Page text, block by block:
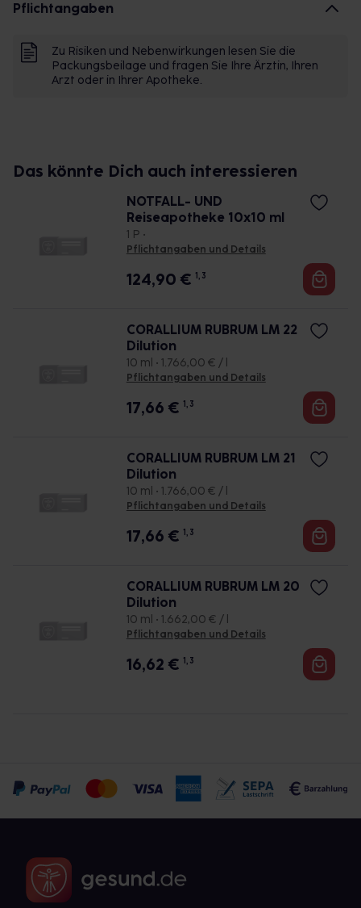
Pflichtangaben
Zu Risiken und Nebenwirkungen lesen Sie die
Packungsbeilage und fragen Sie Ihre Ärztin, Ihren
Arzt oder in Ihrer Apotheke.
Das könnte Dich auch interessieren
NOTFALL- UND
Reiseapotheke 10x10 ml
1 P •
Pflichtangaben und Details
124,90 € 1, 3
CORALLIUM RUBRUM LM 22
Dilution
10 ml • 1.766,00 € / l
Pflichtangaben und Details
17,66 € 1, 3
CORALLIUM RUBRUM LM 21
Dilution
10 ml • 1.766,00 € / l
Pflichtangaben und Details
17,66 € 1, 3
CORALLIUM RUBRUM LM 20
Dilution
10 ml • 1.662,00 € / l
Pflichtangaben und Details
16,62 € 1, 3